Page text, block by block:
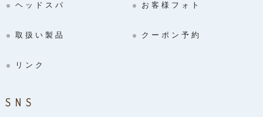
ヘッドスパ お客様フォト
取扱い製品 クーポン予約
リンク
SNS